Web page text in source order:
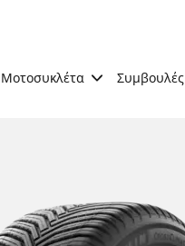
Μοτοσυκλέτα Συμβουλές